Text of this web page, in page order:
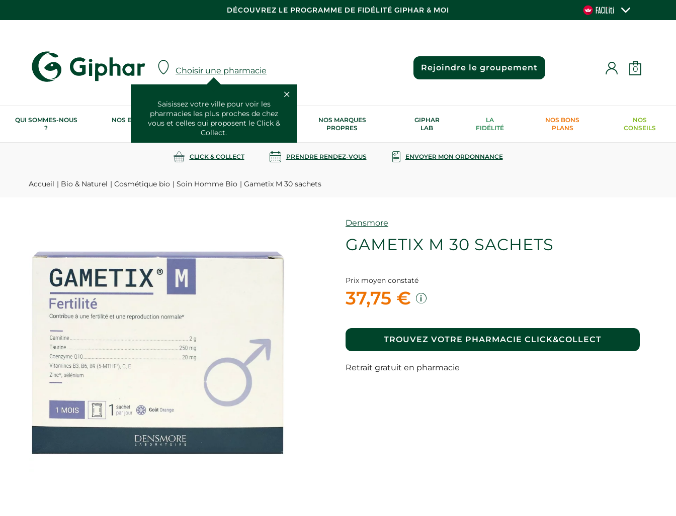
DÉCOUVREZ LE PROGRAMME DE FIDÉLITÉ GIPHAR & MOI
Choisir une pharmacie
Saisissez votre ville pour voir les
pharmacies les plus proches de chez
vous et celles qui proposent le Click &
Collect.
Rejoindre le groupement 0
QUI SOMMES-NOUS
?
NOS ENGAGEMENTS
RSE
NOS SERVICES
SANTÉ
NOS MARQUES
PROPRES
GIPHAR
LAB
LA
FIDÉLITÉ
NOS BONS
PLANS
NOS
CONSEILS
CLICK & COLLECT PRENDRE RENDEZ-VOUS ENVOYER MON ORDONNANCE
Accueil Bio & Naturel Cosmétique bio Soin Homme Bio Gametix M 30 sachets
Marque
Densmore
GAMETIX M 30 SACHETS
Prix moyen constaté
37,75 €
TROUVEZ VOTRE PHARMACIE CLICK&COLLECT
Retrait gratuit en pharmacie